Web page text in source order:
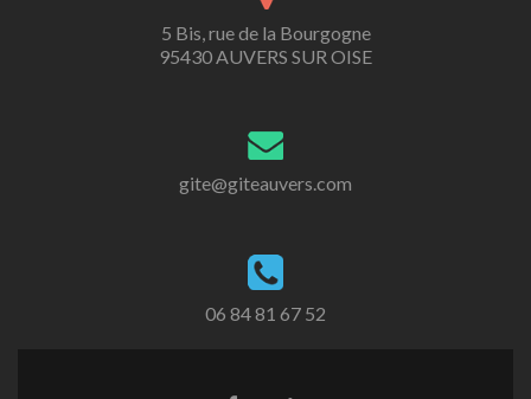
5 Bis, rue de la Bourgogne
95430 AUVERS SUR OISE
gite@giteauvers.com
06 84 81 67 52